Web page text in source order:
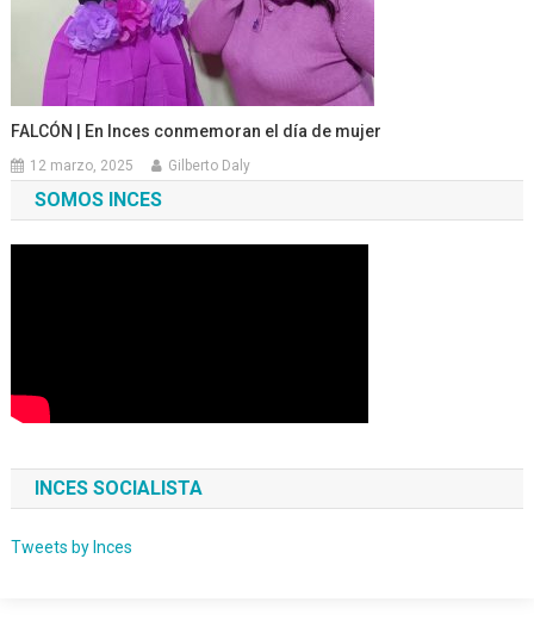
FALCÓN | En Inces conmemoran el día de mujer
12 marzo, 2025 Gilberto Daly
SOMOS INCES
INCES SOCIALISTA
Tweets by Inces